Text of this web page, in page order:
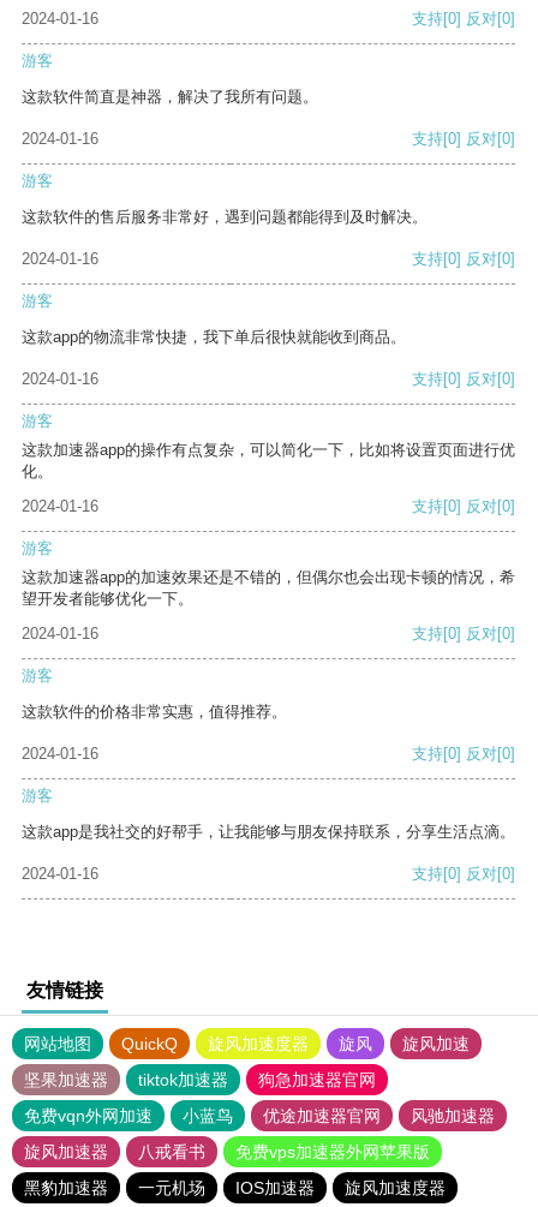
2024-01-16 支持[0] 反对[0]
游客
这款软件简直是神器，解决了我所有问题。
2024-01-16 支持[0] 反对[0]
游客
这款软件的售后服务非常好，遇到问题都能得到及时解决。
2024-01-16 支持[0] 反对[0]
游客
这款app的物流非常快捷，我下单后很快就能收到商品。
2024-01-16 支持[0] 反对[0]
游客
这款加速器app的操作有点复杂，可以简化一下，比如将设置页面进行优
化。
2024-01-16
支持[0] 反对[0]
游客
这款加速器app的加速效果还是不错的，但偶尔也会出现卡顿的情况，希
望开发者能够优化一下。
2024-01-16
支持[0] 反对[0]
游客
这款软件的价格非常实惠，值得推荐。
2024-01-16 支持[0] 反对[0]
游客
这款app是我社交的好帮手，让我能够与朋友保持联系，分享生活点滴。
2024-01-16 支持[0] 反对[0]
友情链接
网站地图 QuickQ 旋风加速度器 旋风
旋风加速
坚果加速器
tiktok加速器
狗急加速器官网
免费vqn外网加速
小蓝鸟 优途加速器官网
风驰加速器
旋风加速器
八戒看书
免费vps加速器外网苹果版
黑豹加速器
一元机场 IOS加速器 旋风加速度器